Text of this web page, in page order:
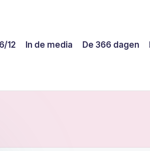
12 In de media De 366 dagen